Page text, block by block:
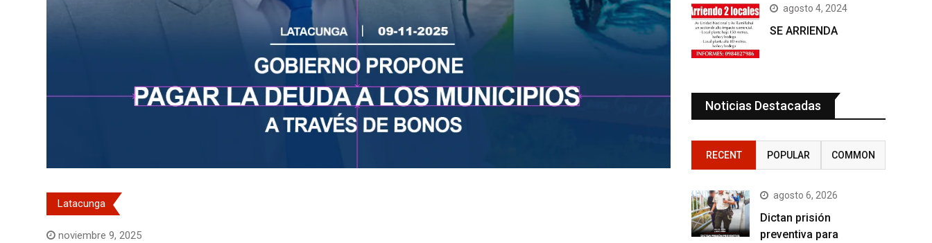
Latacunga
noviembre 9, 2025
agosto 4, 2024
SE ARRIENDA
Noticias Destacadas
RECENT POPULAR COMMON
agosto 6, 2026
Dictan prisión
preventiva para